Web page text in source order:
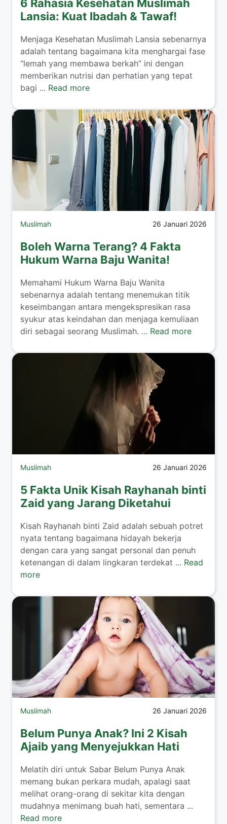
6 Rahasia Kesehatan Muslimah
Lansia: Kuat Ibadah & Tawaf!
​Menjaga Kesehatan Muslimah Lansia sebenarnya
adalah tentang bagaimana kita menghargai fase
“lemah yang membawa berkah” ini dengan
memberikan nutrisi dan perhatian yang tepat
bagi ... Read more
Muslimah 26 Januari 2026
Boleh Warna Terang? 4 Fakta
Hukum Warna Baju Wanita!
​Memahami Hukum Warna Baju Wanita
sebenarnya adalah tentang menemukan titik
keseimbangan antara mengekspresikan rasa
syukur atas keindahan dan menjaga kemuliaan
diri sebagai seorang Muslimah. ... Read more
Muslimah 26 Januari 2026
5 Fakta Unik Kisah Rayhanah binti
Zaid yang Jarang Diketahui
​Kisah Rayhanah binti Zaid adalah sebuah potret
nyata tentang bagaimana hidayah bekerja
dengan cara yang sangat personal dan penuh
ketenangan di dalam lingkaran terdekat ... Read
more
Muslimah 26 Januari 2026
Belum Punya Anak? Ini 2 Kisah
Ajaib yang Menyejukkan Hati
​Melatih diri untuk Sabar Belum Punya Anak
memang bukan perkara mudah, apalagi saat
melihat orang-orang di sekitar kita dengan
mudahnya menimang buah hati, sementara ...
Read more